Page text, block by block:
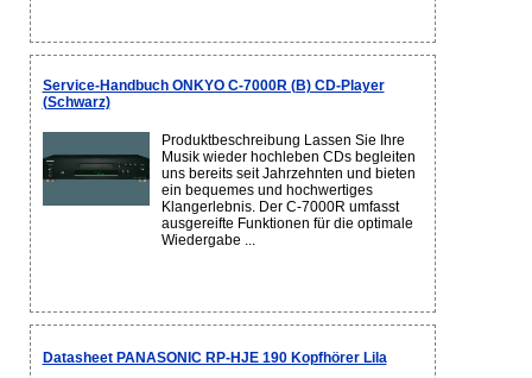
Service-Handbuch ONKYO C-7000R (B) CD-Player
(Schwarz)
Produktbeschreibung Lassen Sie Ihre
Musik wieder hochleben CDs begleiten
uns bereits seit Jahrzehnten und bieten
ein bequemes und hochwertiges
Klangerlebnis. Der C-7000R umfasst
ausgereifte Funktionen für die optimale
Wiedergabe ...
Datasheet PANASONIC RP-HJE 190 Kopfhörer Lila